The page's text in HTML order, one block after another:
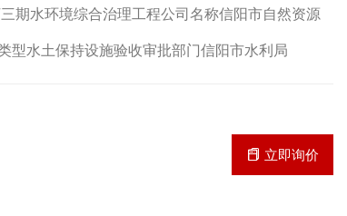
期水环境综合治理工程公司名称信阳市自然资源
型水土保持设施验收审批部门信阳市水利局
立即询价